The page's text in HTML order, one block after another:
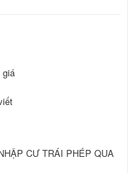
giá
CƯ TRÁI PHÉP QUA